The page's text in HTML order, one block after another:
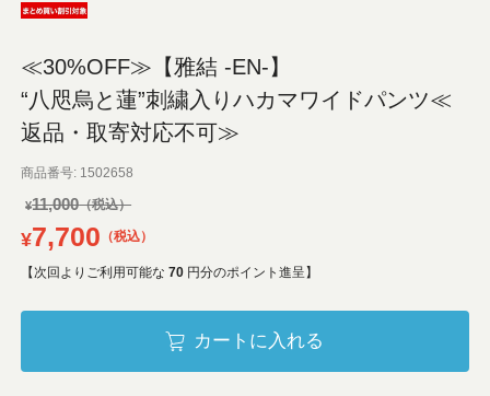
≪30%OFF≫【雅結 -EN-】
“八咫烏と蓮”刺繍入りハカマワイドパンツ≪
返品・取寄対応不可≫
商品番号 1502658
¥11,000
¥7,700 税込
【次回よりご利用可能な 70 円分のポイント進呈】
カートに入れる